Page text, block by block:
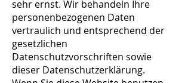
sehr ernst. Wir behandeln Ihre
personenbezogenen Daten
vertraulich und entsprechend der
gesetzlichen
Datenschutzvorschriften sowie
dieser Datenschutzerklärung.